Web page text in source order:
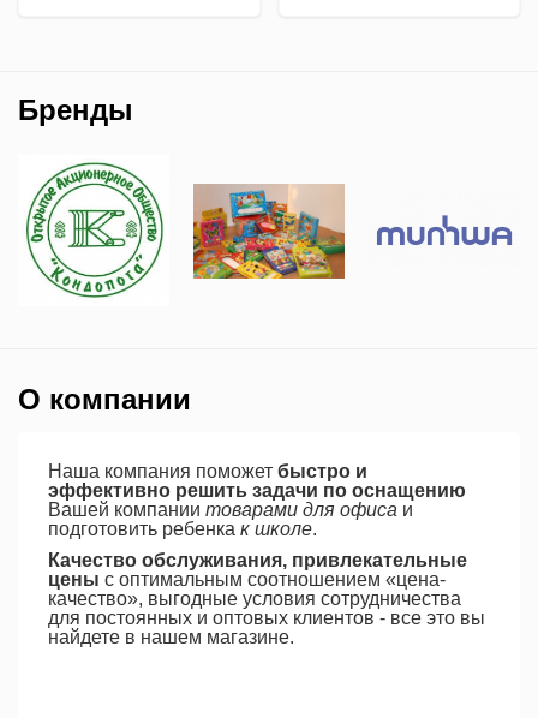
Бренды
О компании
Наша компания поможет быстро и
эффективно решить задачи по оснащению
Вашей компании товарами для офиса и
подготовить ребенка к школе.
Качество обслуживания, привлекательные
цены с оптимальным соотношением «цена-
качество», выгодные условия сотрудничества
для постоянных и оптовых клиентов - все это вы
найдете в нашем магазине.